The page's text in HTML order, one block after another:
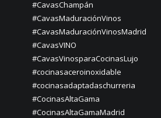
#CavasChampán
#CavasMaduraciónVinos
#CavasMaduraciónVinosMadrid
#CavasVINO
#CavasVinosparaCocinasLujo
#cocinasaceroinoxidable
#cocinasadaptadaschurreria
#CocinasAltaGama
#CocinasAltaGamaMadrid